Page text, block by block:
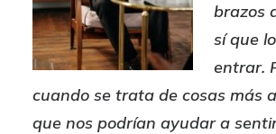
brazos
sí que
entrar.
cuando se trata de cosas más
que nos podrían ayudar a